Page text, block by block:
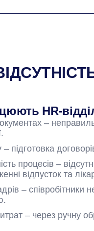
HR-
–
підготовка
процесів –
відпусток та
– співробітники
– через ручну